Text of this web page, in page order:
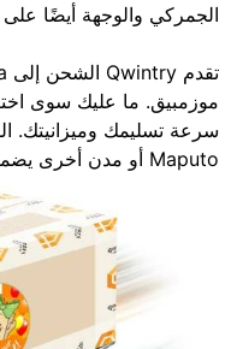
الجمركي والوجهة أيضًا على
موزمبيق. ما عليك سوى
سرعة تسليمك وميزانيتك.
Maputo أو مدن أخرى يضمن الموثوقية والكفاءة مع Qwintry.